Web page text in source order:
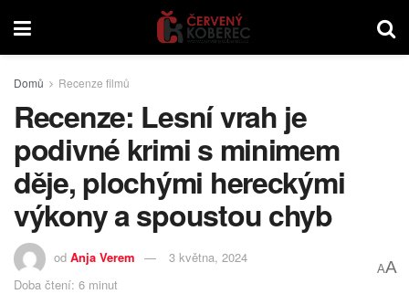
Domů Recenze filmů
Recenze: Lesní vrah je
podivné krimi s minimem
děje, plochými hereckými
výkony a spoustou chyb
od Anja Verem
3 května, 2024
Doba čtení: 6 minut
AA